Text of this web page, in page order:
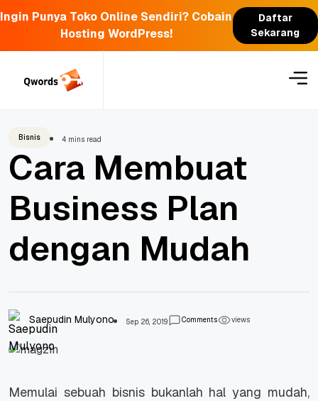
Ingin Punya Toko Online Sendiri? Cobain
Hosting WordPress!
Daftar
Sekarang
Bisnis 4 mins read
Cara Membuat
Business Plan
dengan Mudah
Saepudin Mulyono Sep 26, 2019 Comments views
Memulai sebuah bisnis bukanlah hal yang mudah,